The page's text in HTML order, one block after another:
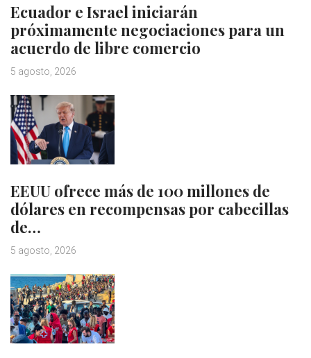
Ecuador e Israel iniciarán
próximamente negociaciones para un
acuerdo de libre comercio
5 agosto, 2026
EEUU ofrece más de 100 millones de
dólares en recompensas por cabecillas
de…
5 agosto, 2026